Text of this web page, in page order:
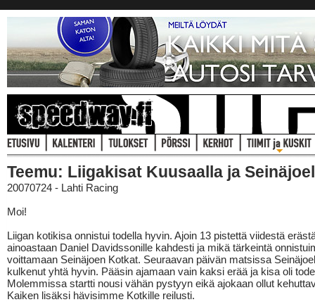
Teemu: Liigakisat Kuusaalla ja
20070724 - Lahti Racing
Moi!
Liigan kotikisa onnistui todella hyvin. Ajoin 13 pistettä viidestä
ainoastaan Daniel Davidssonille kahdesti ja mikä tärkeintä
voittamaan Seinäjoen Kotkat. Seuraavan päivän matsissa
kulkenut yhtä hyvin. Pääsin ajamaan vain kaksi erää ja kisa oli
Molemmissa startti nousi vähän pystyyn eikä ajokaan ollut
Kaiken lisäksi hävisimme Kotkille reilusti.